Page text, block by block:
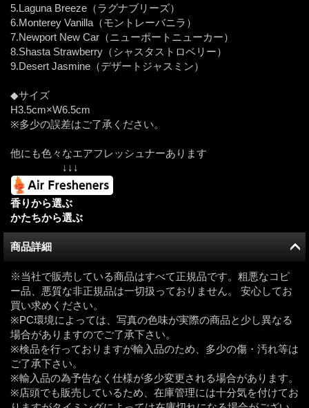
5.Laguna Breeze（ラグナブリーズ）
6.Monterey Vanilla（モントレーバニラ）
7.Newport New Car（ニューポートニューカー）
8.Shasta Strawberry（シャスタストロベリー）
9.Desert Jasmine（デザートジャスミン）
◆サイズ
H3.5cm×W6.5cm
※多少の誤差はご了承ください。
他にも色々なエアフレッシュナーあります
↓↓↓
香りから選ぶ
かたちから選ぶ
商品詳細
※当社で販売している商品はすべて正規品です。粗悪なコピ
ー品、悪質な非正規品は一切扱っておりません。 安心してお
買い求めください。
※PC環境によっては、写真の色味が実際の商品と少し異なる
場合がありますのでご了承下さい。
※検品を行っておりますが輸入品のため、多少の傷・汚れ等は
ご了承下さい。
※輸入品の為予告なく仕様が多少変更される場合があります。
※店頭でも販売しているため、在庫管理には十分気を付けてお